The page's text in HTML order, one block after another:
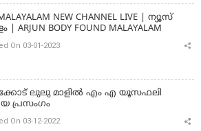
NEW CHANNEL LIVE | ന്യൂസ്
| ARJUN BODY FOUND MALAYALAM
On 03-01-2023
ലുലു മാളിൽ എം എ യൂസഫലി
പ്രസംഗം
On 03-12-2022